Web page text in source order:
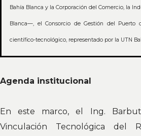
Bahía Blanca y la Corporación del Comercio, la
Blanca—, el Consorcio de Gestión del Puerto
científico-tecnológico, representado por la UTN
Agenda institucional
En este marco, el Ing.
Vinculación Tecnológica del